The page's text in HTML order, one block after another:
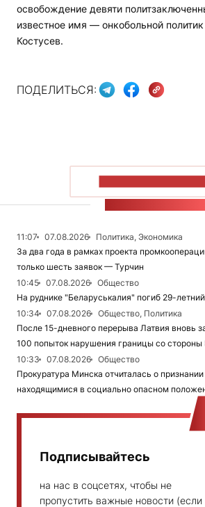
освобождение девяти
известное имя — онкобольной
Костусев.
ПОДЕЛИТЬСЯ:
11:07 07.08.2026
Политика, Экономика
За два года в рамках проекта
только шесть заявок — Турчин
10:45
07.08.2026
Общество
На руднике "Беларуськалия" погиб 29-
10:34
07.08.2026
Общество, Политика
После 15-дневного перерыва Латвия вновь
100 попыток нарушения границы со стороны
10:33
07.08.2026
Общество
Прокуратура Минска отчиталась о
находящимися в социально опасном
Подписывайтесь
на нас в соцсетях, чтобы не
пропустить важные новости (если